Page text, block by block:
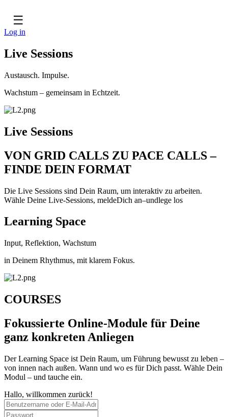
☰
Log in
Live Sessions
Austausch. Impulse.
Wachstum – gemeinsam in Echtzeit.
Live Sessions
VON GRID CALLS ZU PACE CALLS –
FINDE DEIN FORMAT
Die Live Sessions sind Dein Raum, um interaktiv zu arbeiten.
Wähle Deine Live-Sessions, meldeDich an–undlege los
Learning Space
Input, Reflektion, Wachstum
in Deinem Rhythmus, mit klarem Fokus.
COURSES
Fokussierte Online-Module für Deine
ganz konkreten Anliegen
Der Learning Space ist Dein Raum, um Führung bewusst zu leben –
von innen nach außen. Wann und wo es für Dich passt. Wähle Dein
Modul – und tauche ein.
Hallo, willkommen zurück!